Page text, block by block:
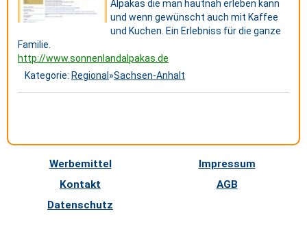
Alpakas die man hautnah erleben kann
und wenn gewünscht auch mit Kaffee
und Kuchen. Ein Erlebniss für die ganze
Familie.
http://www.sonnenlandalpakas.de
Kategorie: Regional »Sachsen-Anhalt
Werbemittel
Impressum
Kontakt
AGB
Datenschutz